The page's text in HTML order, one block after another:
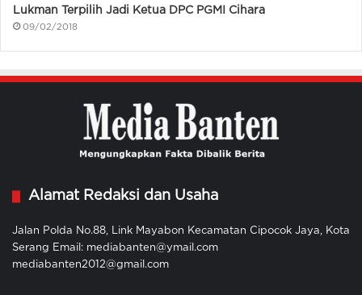
Lukman Terpilih Jadi Ketua DPC PGMI Cihara
09/02/2018
Alamat Redaksi dan Usaha
Jalan Polda No.88, Link Mayabon Kecamatan Cipocok Jaya, Kota
Serang Email: mediabanten@ymail.com
mediabanten2012@gmail.com